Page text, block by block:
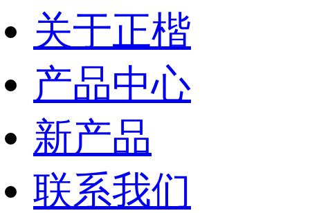
关于正楷
产品中心
新产品
联系我们